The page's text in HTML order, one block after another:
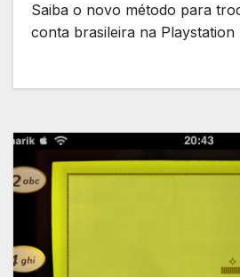
Saiba o novo método para
conta brasileira na